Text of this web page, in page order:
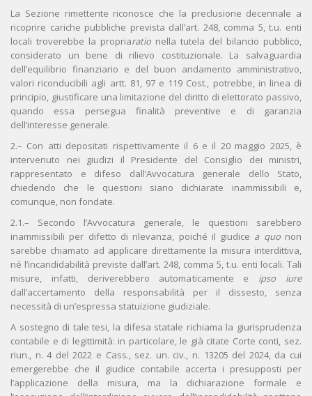
La Sezione rimettente riconosce che la preclusione decennale a
ricoprire cariche pubbliche prevista dall’art. 248, comma 5, t.u. enti
locali troverebbe la propriaratio nella tutela del bilancio pubblico,
considerato un bene di rilievo costituzionale. La salvaguardia
dell’equilibrio finanziario e del buon andamento amministrativo,
valori riconducibili agli artt. 81, 97 e 119 Cost., potrebbe, in linea di
principio, giustificare una limitazione del diritto di elettorato passivo,
quando essa persegua finalità preventive e di garanzia
dell’interesse generale.
2.– Con atti depositati rispettivamente il 6 e il 20 maggio 2025, è
intervenuto nei giudizi il Presidente del Consiglio dei ministri,
rappresentato e difeso dall’Avvocatura generale dello Stato,
chiedendo che le questioni siano dichiarate inammissibili e,
comunque, non fondate.
2.1.– Secondo l’Avvocatura generale, le questioni sarebbero
inammissibili per difetto di rilevanza, poiché il giudice a quo non
sarebbe chiamato ad applicare direttamente la misura interdittiva,
né l’incandidabilità previste dall’art. 248, comma 5, t.u. enti locali. Tali
misure, infatti, deriverebbero automaticamente e ipso iure
dall’accertamento della responsabilità per il dissesto, senza
necessità di un’espressa statuizione giudiziale.
A sostegno di tale tesi, la difesa statale richiama la giurisprudenza
contabile e di legittimità: in particolare, le già citate Corte conti, sez.
riun., n. 4 del 2022 e Cass., sez. un. civ., n. 13205 del 2024, da cui
emergerebbe che il giudice contabile accerta i presupposti per
l’applicazione della misura, ma la dichiarazione formale e